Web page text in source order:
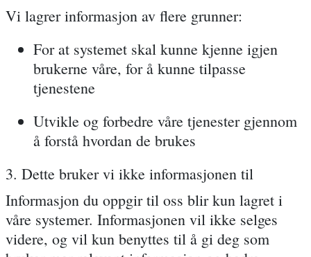
Vi lagrer informasjon av flere grunner:
For at systemet skal kunne kjenne igjen
brukerne våre, for å kunne tilpasse
tjenestene
Utvikle og forbedre våre tjenester gjennom
å forstå hvordan de brukes
3. Dette bruker vi ikke informasjonen til
Informasjon du oppgir til oss blir kun lagret i
våre systemer. Informasjonen vil ikke selges
videre, og vil kun benyttes til å gi deg som